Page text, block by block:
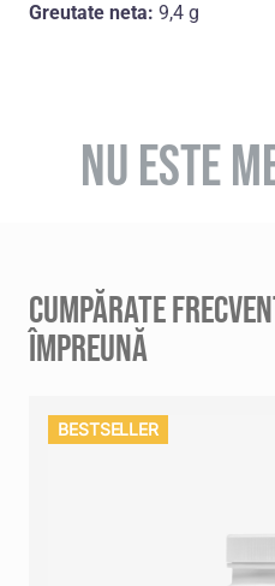
Greutate neta: 9,4 g
NU ESTE
CUMPĂRATE
ÎMPREUNĂ
BESTSELLER